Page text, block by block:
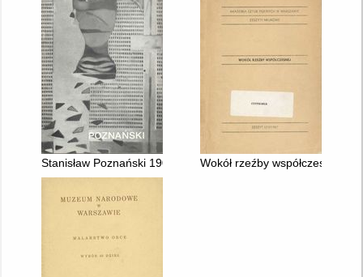
Stanisław Poznański 1909 - 1996Wokół rzeźby współczesnej